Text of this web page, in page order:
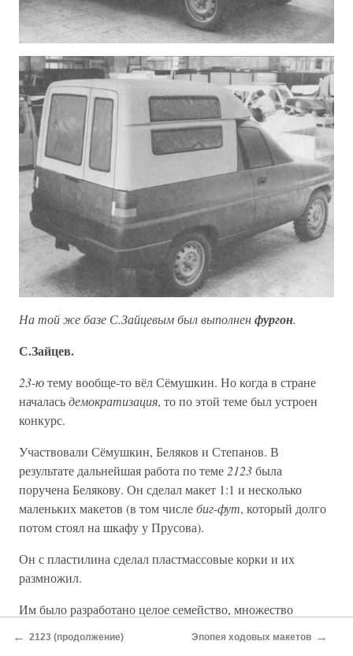
На той же базе С.Зайцевым был выполненфургон.
С.Зайцев.
23-ютему вообще-то вёл Сёмушкин. Но когда в стране
началасьдемократизация, то по этой теме был устроен
конкурс.
Участвовали Сёмушкин, Беляков и Степанов. В
результате дальнейшая работа по теме 2123была
поручена Белякову. Он сделал макет 1:1 и несколько
маленьких макетов (в том числебиг-фут, который долго
потом стоял на шкафу у Прусова).
Он с пластилина сделал пластмассовые корки и их
размножил.
Им было разработано целое семейство, множество
основным был пятидверник (хотя многие, и я в том
← 2123 (продолжение) Эпопея ходовых макетов →